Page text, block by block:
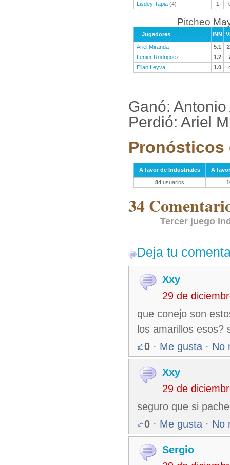
Lisdey Tapia (4) 1
Pitcheo
Jugadores INN
Ariel Miranda
5.1
Lenier Rodriguez
1.2
Elian Leyva
1.0
Ganó:
Perdió: Ariel
Pronósticos
A favor de Industriales
A
84 usuarios
34
Tercer juego
Deja tu
Xxy
29 de
que conejo son
los amarillos esos?
0 · Me gusta · No
Xxy
29 de
seguro que si
0 · Me gusta · No
Sergio